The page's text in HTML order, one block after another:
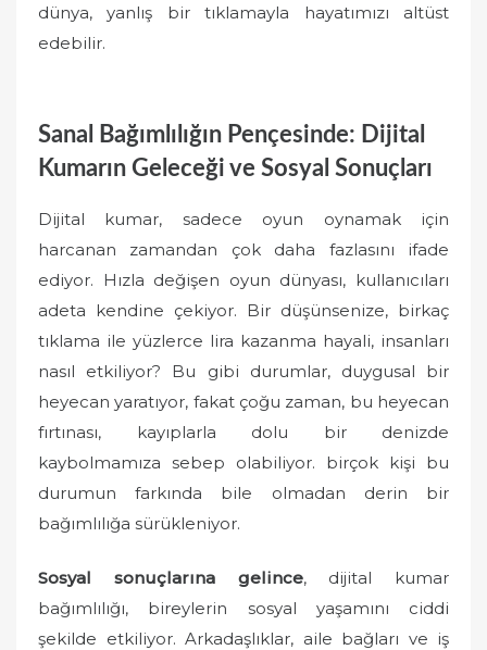
dünya, yanlış bir tıklamayla hayatımızı altüst
edebilir.
Sanal Bağımlılığın Pençesinde: Dijital
Kumarın Geleceği ve Sosyal Sonuçları
Dijital kumar, sadece oyun oynamak için
harcanan zamandan çok daha fazlasını ifade
ediyor. Hızla değişen oyun dünyası, kullanıcıları
adeta kendine çekiyor. Bir düşünsenize, birkaç
tıklama ile yüzlerce lira kazanma hayali, insanları
nasıl etkiliyor? Bu gibi durumlar, duygusal bir
heyecan yaratıyor, fakat çoğu zaman, bu heyecan
fırtınası, kayıplarla dolu bir denizde
kaybolmamıza sebep olabiliyor. birçok kişi bu
durumun farkında bile olmadan derin bir
bağımlılığa sürükleniyor.
Sosyal sonuçlarına gelince, dijital kumar
bağımlılığı, bireylerin sosyal yaşamını ciddi
şekilde etkiliyor. Arkadaşlıklar, aile bağları ve iş